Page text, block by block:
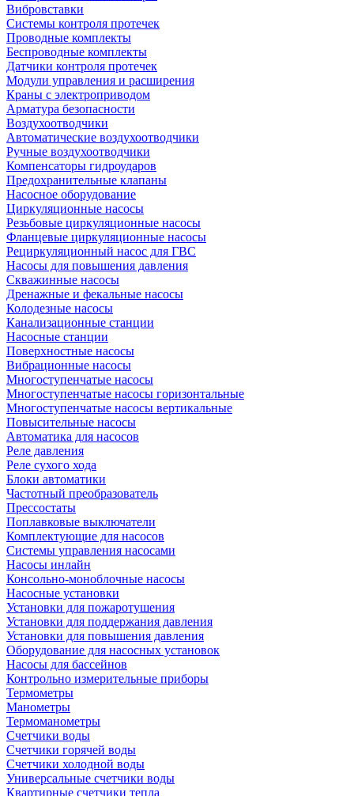
Вибровставки
Системы контроля протечек
Проводные комплекты
Беспроводные комплекты
Датчики контроля протечек
Модули управления и расширения
Краны с электроприводом
Арматура безопасности
Воздухоотводчики
Автоматические воздухоотводчики
Ручные воздухоотводчики
Компенсаторы гидроударов
Предохранительные клапаны
Насосное оборудование
Циркуляционные насосы
Резьбовые циркуляционные насосы
Фланцевые циркуляционные насосы
Рециркуляционный насос для ГВС
Насосы для повышения давления
Скважинные насосы
Дренажные и фекальные насосы
Колодезные насосы
Канализационные станции
Насосные станции
Поверхностные насосы
Вибрационные насосы
Многоступенчатые насосы
Многоступенчатые насосы горизонтальные
Многоступенчатые насосы вертикальные
Повысительные насосы
Автоматика для насосов
Реле давления
Реле сухого хода
Блоки автоматики
Частотный преобразователь
Прессостаты
Поплавковые выключатели
Комплектующие для насосов
Системы управления насосами
Насосы инлайн
Консольно-моноблочные насосы
Насосные установки
Установки для пожаротушения
Установки для поддержания давления
Установки для повышения давления
Оборудование для насосных установок
Насосы для бассейнов
Контрольно измерительные приборы
Термометры
Манометры
Термоманометры
Счетчики воды
Счетчики горячей воды
Счетчики холодной воды
Универсальные счетчики воды
Квартирные счетчики тепла